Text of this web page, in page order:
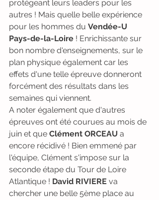
protégeant leurs leaders pour les
autres ! Mais quelle belle expérience
pour les hommes du Vendée-U
Pays-de-la-Loire ! Enrichissante sur
bon nombre d'enseignements, sur le
plan physique également car les
effets d'une telle épreuve donneront
forcément des résultats dans les
semaines qui viennent.
A noter également que d'autres
épreuves ont été courues au mois de
juin et que Clément ORCEAU a
encore récidivé ! Bien emmené par
l'équipe, Clément s'impose sur la
seconde étape du Tour de Loire
Atlantique ! David RIVIERE va
chercher une belle 5ème place au